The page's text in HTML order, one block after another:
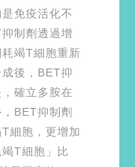
免疫活化不
制劑透過增
竭T細胞重新
後，BET抑
確立多胺在
BET抑制劑
細胞，更增加
T細胞」比